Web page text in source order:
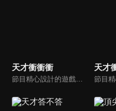
天才衝衝衝
節目精心設計的遊戲內容，包括深受觀眾喜愛並且火紅於各大專院校的【TEMPO系列】，考驗藝人用肢體表達能力以及聯想能力的【你是WORD演】、【會演是英雄】，考驗英文程度的【EAR傳耳ABC】，超簡單、超爆笑的【看你怎麼說】，以及考驗藝人反應、機智以及隊友默契的【不可能的默契】等單元，逗趣又爆笑！
天才